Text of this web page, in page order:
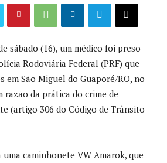
sábado (16), um médico foi preso
Rodoviária Federal (PRF) que
em São Miguel do Guaporé/RO, no
razão da prática do crime de
(artigo 306 do Código de Trânsito
caminhonete VW Amarok, que